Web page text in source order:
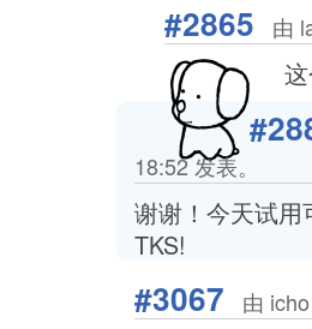
#2865 由
18:52 发表。
谢谢！今天试
TKS!
#3067 由